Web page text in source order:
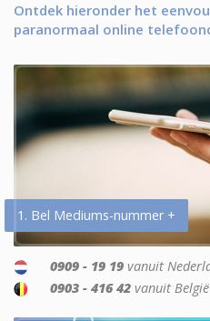
Ontdek hieronder het
paranormaal online
1. Bel Mediums-nummer +
0909 - 19 19 vanuit
0903 - 416 42 vanuit België